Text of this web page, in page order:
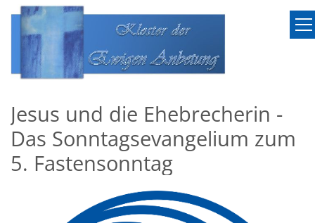
Zum Inhalt springen
Jesus und die Ehebrecherin -
Das Sonntagsevangelium zum
5. Fastensonntag